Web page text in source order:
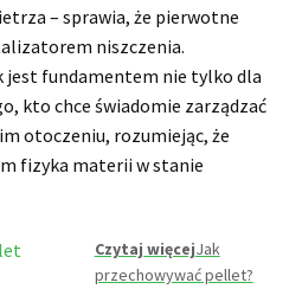
– sprawia, że pierwotne
niszczenia.
jest fundamentem nie tylko dla
kto chce świadomie zarządzać
otoczeniu, rozumiejąc, że
fizyka materii w stanie
Czytaj więcejJak
przechowywać pellet?